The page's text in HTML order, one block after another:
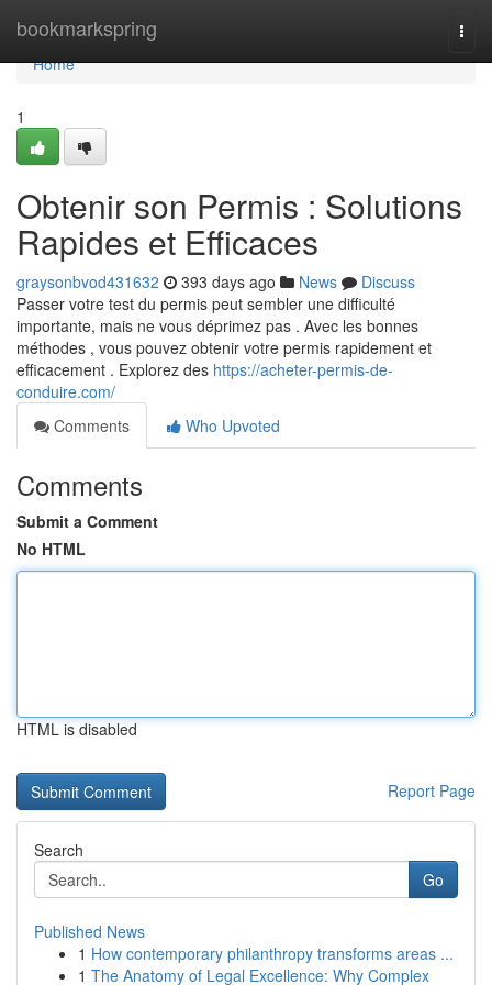
bookmarkspring
Home
Home
1
Obtenir son Permis : Solutions
Rapides et Efficaces
graysonbvod431632 393 days ago News
Discuss
Passer votre test du permis peut sembler une difficulté
importante, mais ne vous déprimez pas . Avec les bonnes
méthodes , vous pouvez obtenir votre permis rapidement et
efficacement . Explorez des https://acheter-permis-de-
conduire.com/
Comments
Who Upvoted
Comments
Submit a Comment
No HTML
HTML is disabled
Report Page
Search
Go
Published News
1 How contemporary philanthropy transforms areas ...
1 The Anatomy of Legal Excellence: Why Complex